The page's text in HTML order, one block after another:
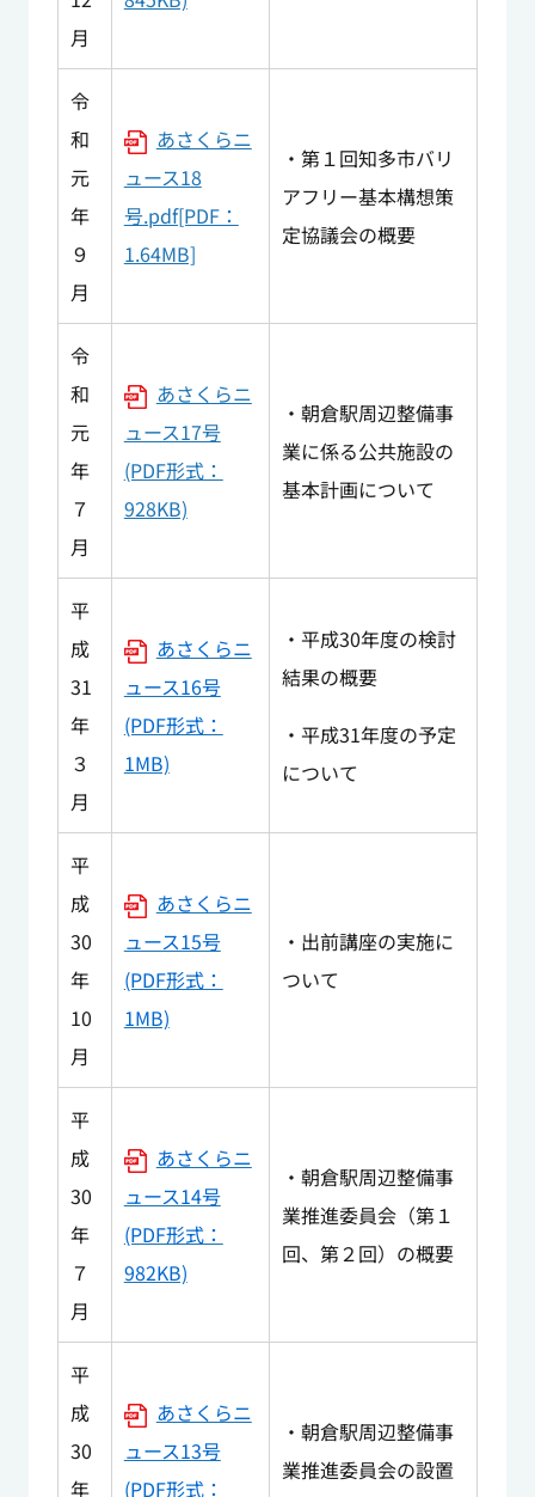
月
令
和
元
年
９
月
あさくらニ
ュース18
号.pdf[PDF：
1.64MB]
・第１回知多市バリ
アフリー基本構想策
定協議会の概要
令
和
元
年
７
月
あさくらニ
ュース17号
(PDF形式：
928KB)
・朝倉駅周辺整備事
業に係る公共施設の
基本計画について
平
成
31
年
３
月
あさくらニ
ュース16号
(PDF形式：
1MB)
・平成30年度の検討
結果の概要
・平成31年度の予定
について
平
成
30
年
10
月
あさくらニ
ュース15号
(PDF形式：
1MB)
・出前講座の実施に
ついて
平
成
30
年
７
月
あさくらニ
ュース14号
(PDF形式：
982KB)
・朝倉駅周辺整備事
業推進委員会（第１
回、第２回）の概要
平
成
30
年
あさくらニ
ュース13号
(PDF形式：
・朝倉駅周辺整備事
業推進委員会の設置